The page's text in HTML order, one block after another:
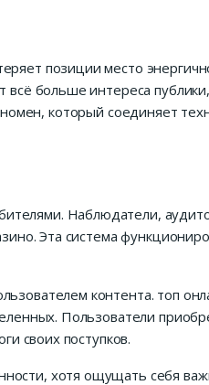
позиции место
больше интереса
который соединяет
Наблюдатели,
Эта система
контента. топ
Пользователи
своих поступков.
хотя ощущать себя